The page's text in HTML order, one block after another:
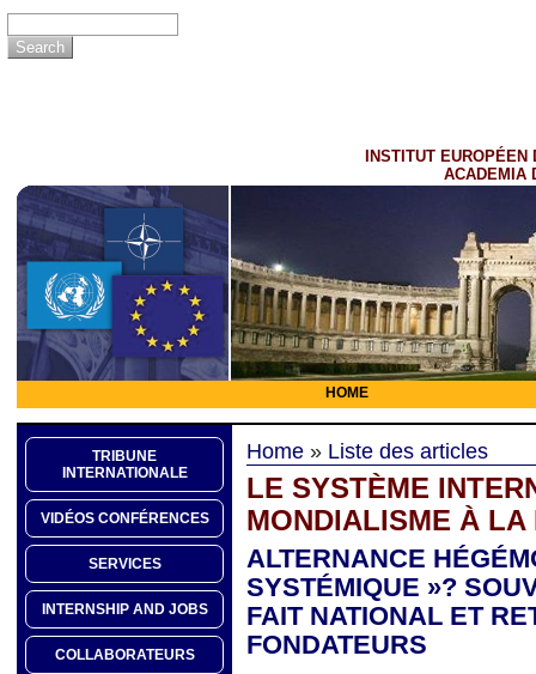
INSTITUT EUROPÉEN
ACADEMIA
HOME
TRIBUNE
INTERNATIONALE
VIDÉOS CONFÉRENCES
SERVICES
INTERNSHIP AND JOBS
COLLABORATEURS
Home » Liste des articles
LE SYSTÈME
MONDIALISME À LA
ALTERNANCE
SYSTÉMIQUE »?
FAIT NATIONAL ET
FONDATEURS